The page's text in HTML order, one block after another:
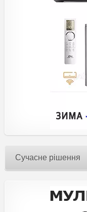
Сучасне рішення